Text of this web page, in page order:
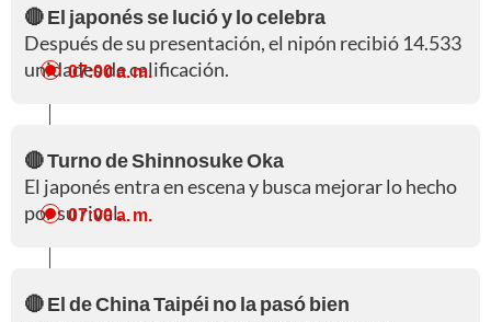
🔴 El japonés se lució y lo celebra
Después de su presentación, el nipón recibió 14.533
unidades de calificación.
07:00 a. m.
🔴 Turno de Shinnosuke Oka
El japonés entra en escena y busca mejorar lo hecho
por su rival.
07:00 a. m.
🔴 El de China Taipéi no la pasó bien